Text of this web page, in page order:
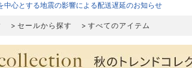
中心とする地震の影響による配送遅延のお知らせ
セールから探す すべてのアイテム